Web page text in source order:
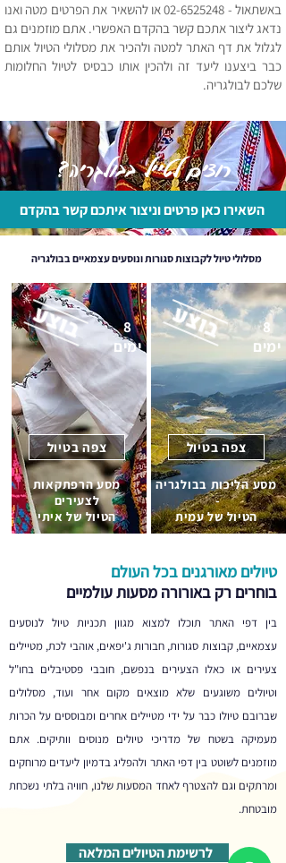
באשתאול - 02-6525248או להשאיר את הפרטים מטה ואנו
נדאג ליצור אתכם קשר בהקדם האפשרי. אתם מוזמנים גם
לגלול את דף האתר למטה ולהכיר את מסלולי הטיול אותם
כבר ביצענו ליעד זה ולהכין אותו כבסיס לטיול החלומות
שלכם לבולגריה.
רוצים לטייל בבולגריה?
השאירו כאן פרטים וניצור איתכם קשר בהקדם
מסלולי טיול לקבוצות סגורות ונוסעים עצמאיים בבולגריה
8
ימים
צפה בטיול
מסע הליכות בבולגריה
-
הטיול של עמית
8
ימים
צפה בטיול
מסע הרפתקאות
לצעירים
הטיול של איתי
טיולים מאורגנים בכל העולם
בוחרים רק באורורה מסעות עולמיים
בין דפי האתר תוכלו למצוא מגוון תכניות טיול לנוסעים
עצמאיים, קבוצות סגורות, חבורות ג'יפאים, אוהבי לכת, מטיילים
צעירים או כאלו הצעירים בנפשם, חובבי פסטיבלים בחו"ל
וטיולים משוגעים שלא מוצאים מקום אחר ועוד, מסלולים
שברובם טיולו כבר על ידי מטיילים אחרים ומבוססים על הכרות
מעמיקה בשטח של מדריכי טיולים מנוסים וותיקים. אתם
מוזמנים לשוטט בין דפי האתר ולהפליג בדמיון ליעדים מרוחקים
ומרתקים וגם להצטרף לאחד המסעות שלנו, חוויה בלתי נשכחת
מובטחת.
לרשימת הטיולים המלאה